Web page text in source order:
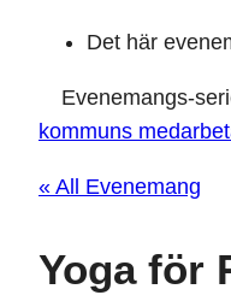
Det här
Evenemangs-
kommuns
« All Evenemang
Yoga för